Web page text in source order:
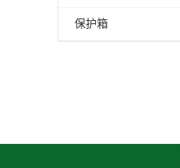
保护箱